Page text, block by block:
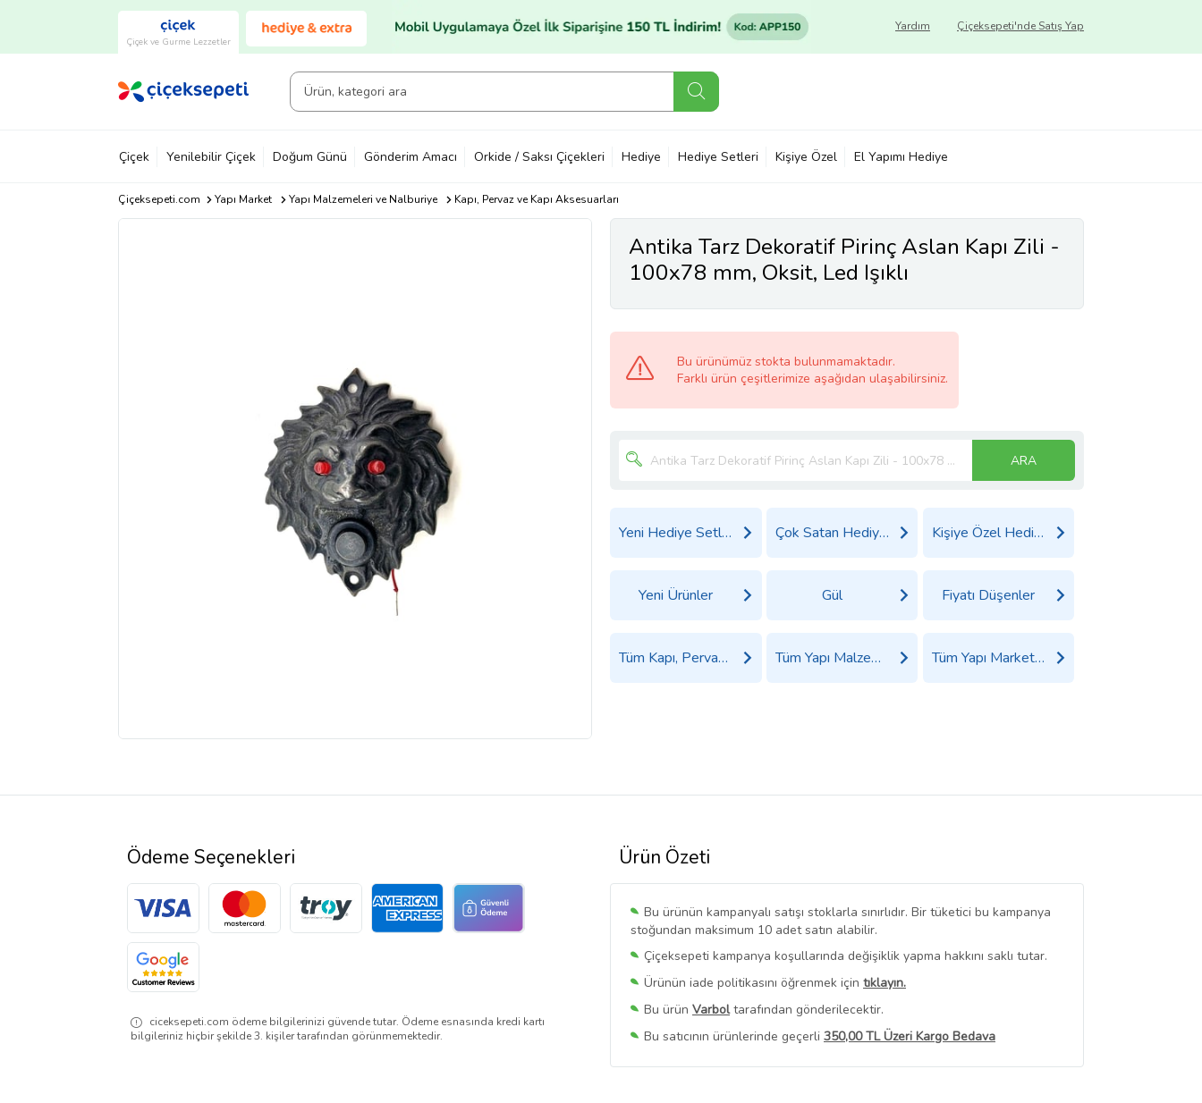
Çiçek ve Gurme Lezzetler
Çiçeksepeti'nde Satış Yap
Yardım
Çiçek Yenilebilir Çiçek Doğum Günü Gönderim Amacı Orkide / Saksı Çiçekleri Hediye Hediye Setleri Kişiye Özel El Yapımı Hediye
Çiçeksepeti.com Yapı Market Yapı Malzemeleri ve Nalburiye Kapı, Pervaz ve Kapı Aksesuarları
Antika Tarz Dekoratif Pirinç Aslan Kapı Zili -
100x78 mm, Oksit, Led Işıklı
Bu ürünümüz stokta bulunmamaktadır.
Farklı ürün çeşitlerimize aşağıdan ulaşabilirsiniz.
ARA
Yeni Hediye Setleri Çok Satan Hediyeler Kişiye Özel Hediyeler
Yeni Ürünler Gül Fiyatı Düşenler
Tüm Kapı, Pervaz ve Kapı Aksesuarları Ürünleri Tüm Yapı Malzemeleri ve Nalburiye Ürünleri Tüm Yapı Market Ürünleri
Ürün Özeti
Bu ürünün kampanyalı satışı stoklarla sınırlıdır. Bir tüketici bu kampanya
stoğundan maksimum 10 adet satın alabilir.
Çiçeksepeti kampanya koşullarında değişiklik yapma hakkını saklı tutar.
Ürünün iade politikasını öğrenmek için tıklayın.
Bu ürün Varboltarafından gönderilecektir.
Bu satıcının ürünlerinde geçerli 350,00 TL Üzeri Kargo Bedava
Bu SatıcınınTüm Ürünlerini Görüntüle
Ödeme Seçenekleri
ciceksepeti.com ödeme bilgilerinizi güvende tutar. Ödeme esnasında kredi kartı
bilgileriniz hiçbir şekilde 3. kişiler tarafından görünmemektedir.